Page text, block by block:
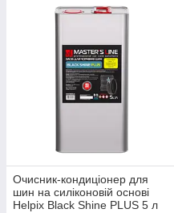
Очисник-кондиціонер для
шин на силіконовій основі
Helpix Black Shine PLUS 5 л